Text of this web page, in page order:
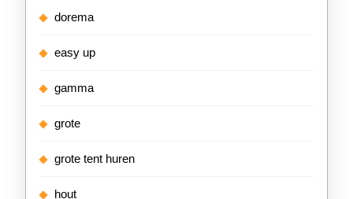
dorema
easy up
gamma
grote
grote tent huren
hout